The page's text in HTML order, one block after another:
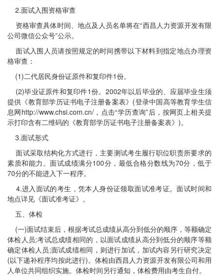
2.面试入围资格审查
资格审查具体时间、地点及人员名单将在“西昌人力资源开发有限
公司微信公众号”公示。
面试入围人员请按照规定的时间携带以下材料到指定地点办理资
格审查：
(1)二代居民身份证原件和复印件1份。
(2)毕业证原件和复印件1份。2002年以后毕业的、应届毕业生须
提供《教育部学历证书电子注册备案表》(登录中国高等教育学生信
息网http://www.chsi.com.cn/，点击“学历查询”后，按网页上相关提
示打印含有二维码的《教育部学历证书电子注册备案表》)。
3.面试形式
面试采取结构化方式进行，主要测试考生履行职位职责所要求的
素质和能力。面试成绩满分100分，最低合格分数线为70分，低于
70分的不能进入下一程序。
4.进入面试的考生，凭本人身份证领取面试准考证。面试时间和
地点详见《面试准考证》。
五、体检
(一)面试结束后，根据考试总成绩从高分到低分的顺序，等额确定
体检人员;考试总成绩相同的，以面试成绩从高分到低分的顺序等额
确定体检人员;面试成绩相同，则进行加试，加试内容另行研究决定
(以下递补程序均按此进行)。体检由西昌人力资源开发有限公司和用
人单位共同组织实施。体检时间另行通知，体检费用由考生自付。